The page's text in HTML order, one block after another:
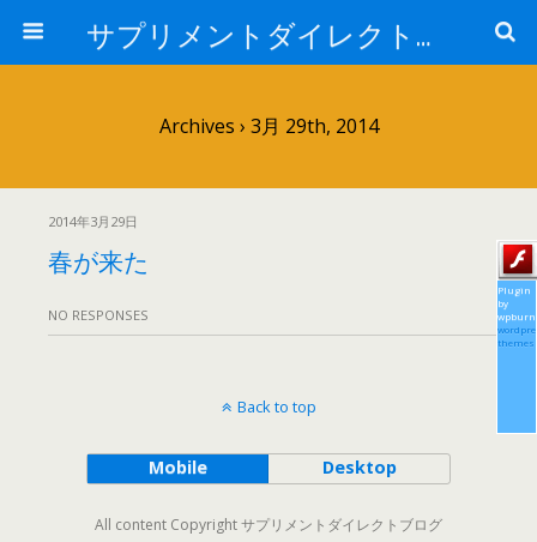
サプリメントダイレクトブログ
Archives › 3月 29th, 2014
2014年3月29日
春が来た
NO RESPONSES
Plugin
by
themes
Back to top
Mobile Desktop
All content Copyright サプリメントダイレクトブログ